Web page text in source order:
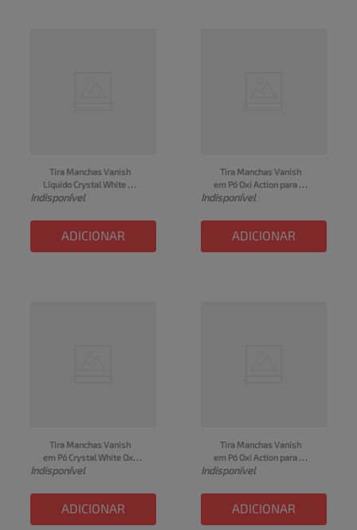
Tira Manchas Vanish
Líquido Crystal White
para roupas brancas Refil
Indisponível
ADICIONAR
Tira Manchas Vanish
em Pó Oxi Action para
roupas coloridas Refil
Indisponível
ADICIONAR
Tira Manchas Vanish
em Pó Crystal White Oxi
Action para roupas
240g
Indisponível
ADICIONAR
Tira Manchas Vanish
em Pó Oxi Action para
roupas coloridas refil
Indisponível
ADICIONAR